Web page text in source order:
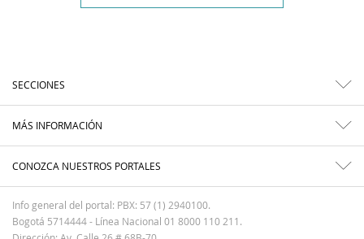
SECCIONES
MÁS INFORMACIÓN
CONOZCA NUESTROS PORTALES
Info general del portal: PBX: 57 (1) 2940100.
Bogotá 5714444 - Línea Nacional 01 8000 110 211.